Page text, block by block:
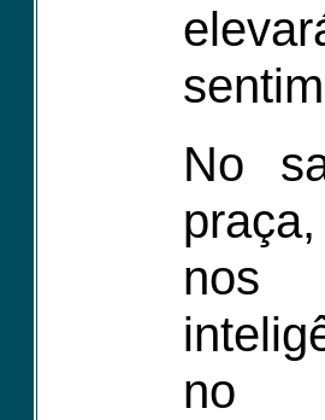
No
no